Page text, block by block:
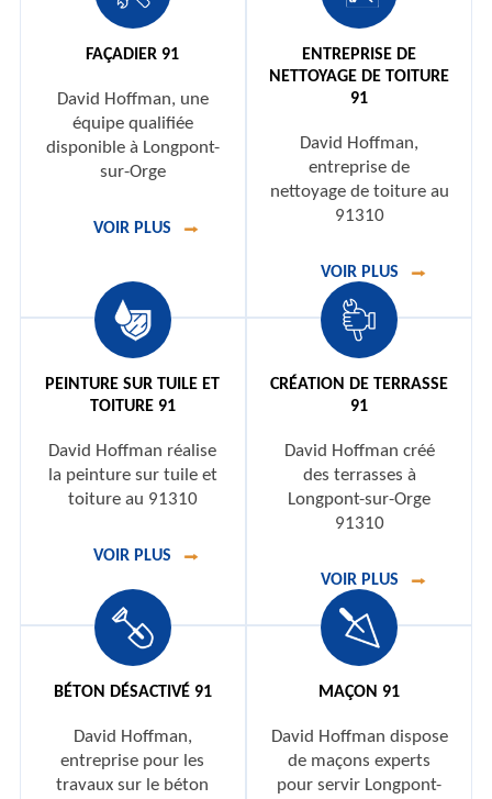
FAÇADIER 91
David Hoffman, une
équipe qualifiée
disponible à Longpont-
sur-Orge
VOIR PLUS
ENTREPRISE DE
NETTOYAGE DE TOITURE
91
David Hoffman,
entreprise de
nettoyage de toiture au
91310
VOIR PLUS
PEINTURE SUR TUILE ET
TOITURE 91
David Hoffman réalise
la peinture sur tuile et
toiture au 91310
VOIR PLUS
CRÉATION DE TERRASSE
91
David Hoffman créé
des terrasses à
Longpont-sur-Orge
91310
VOIR PLUS
BÉTON DÉSACTIVÉ 91
David Hoffman,
entreprise pour les
travaux sur le béton
MAÇON 91
David Hoffman dispose
de maçons experts
pour servir Longpont-